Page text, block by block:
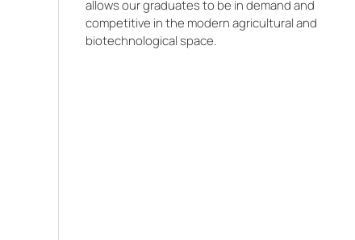
allows our graduates to be in demand and
competitive in the modern agricultural and
biotechnological space.